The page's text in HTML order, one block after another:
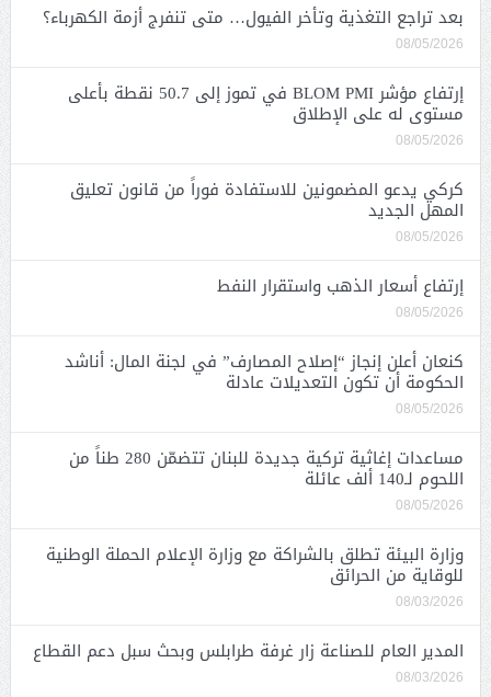
بعد تراجع التغذية وتأخر الفيول… متى تنفرج أزمة الكهرباء؟
08/05/2026
إرتفاع مؤشر BLOM PMI في تموز إلى 50.7 نقطة بأعلى
مستوى له على الإطلاق
08/05/2026
كركي يدعو المضمونين للاستفادة فوراً من قانون تعليق
المهل الجديد
08/05/2026
إرتفاع أسعار الذهب واستقرار النفط
08/05/2026
كنعان أعلن إنجاز “إصلاح المصارف” في لجنة المال: أناشد
الحكومة أن تكون التعديلات عادلة
08/05/2026
مساعدات إغاثية تركية جديدة للبنان تتضمّن 280 طناً من
اللحوم لـ140 ألف عائلة
08/05/2026
وزارة البيئة تطلق بالشراكة مع وزارة الإعلام الحملة الوطنية
للوقاية من الحرائق
08/03/2026
المدير العام للصناعة زار غرفة طرابلس وبحث سبل دعم القطاع
08/03/2026